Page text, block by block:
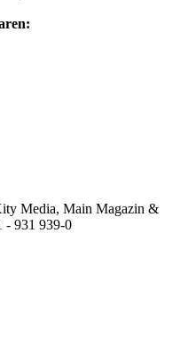
Media, Main Magazin &
- 931 939-0